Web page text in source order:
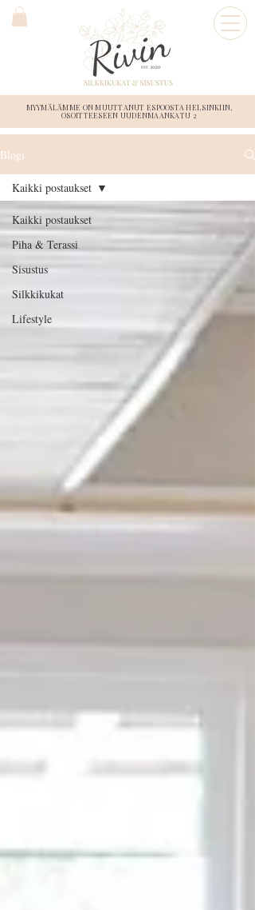
MYYMÄLÄMME ON MUUTTANUT ESPOOSTA HELSINKIIN,
OSOITTEESEEN UUDENMAANKATU 2
Blogi
Kaikki postaukset
Piha & Terassi
Sisustus
Silkkikukat
Lifestyle
Kaikki postaukset